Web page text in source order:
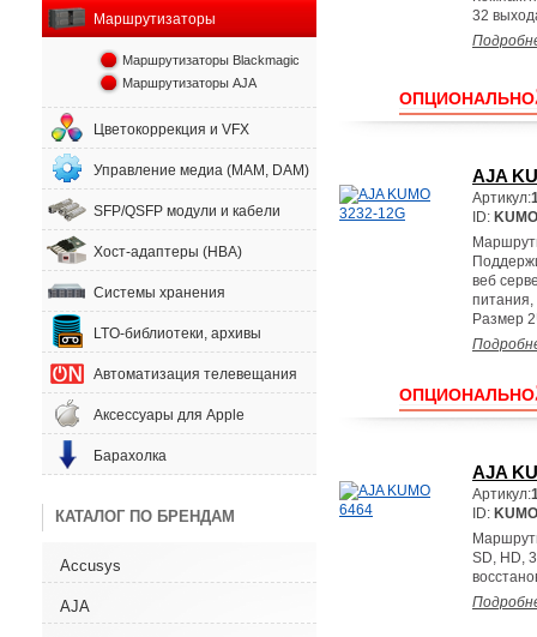
Маршрутизаторы
Маршрутизаторы Blackmagic
Маршрутизаторы AJA
Цветокоррекция и VFX
Управление медиа (MAM, DAM)
SFP/QSFP модули и кабели
Хост-адаптеры (HBA)
Системы хранения
LTO-библиотеки, архивы
Автоматизация телевещания
Аксессуары для Apple
Барахолка
КАТАЛОГ ПО БРЕНДАМ
Accusys
AJA
32
ОПЦИОНАЛЬНО
AJA
Артикул:
ID:
веб
питания,
Размер
ОПЦИОНАЛЬНО
AJA
Артикул:
ID:
SD, HD,